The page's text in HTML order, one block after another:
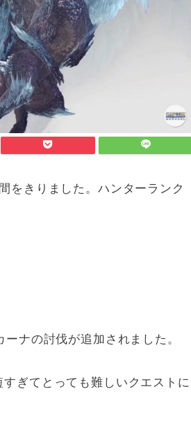
をきりました。ハンターランク
ナの討伐が追加されました。
ぎてとっても難しいクエストに